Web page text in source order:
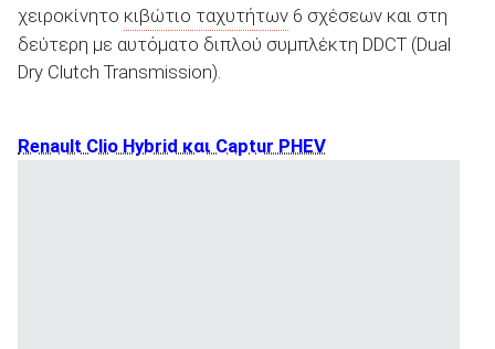
χειροκίνητο κιβώτιο ταχυτήτων 6 σχέσεων και στη
δεύτερη με αυτόματο διπλού συμπλέκτη DDCT (Dual
Dry Clutch Transmission).
Renault Clio Hybrid και Captur PHEV